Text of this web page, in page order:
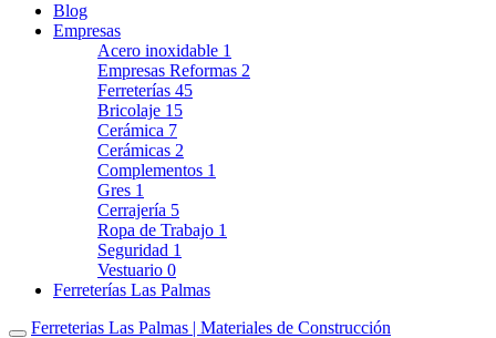
Blog
Empresas
Acero inoxidable 1
Empresas Reformas 2
Ferreterías 45
Bricolaje 15
Cerámica 7
Cerámicas 2
Complementos 1
Gres 1
Cerrajería 5
Ropa de Trabajo 1
Seguridad 1
Vestuario 0
Ferreterías Las Palmas
Ferreterias Las Palmas | Materiales de Construcción